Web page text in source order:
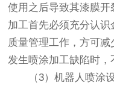
使用之后导致其漆膜
加工首先必须充分认
质量管理工作，方可
发生喷涂加工缺陷时
（3）机器人喷涂